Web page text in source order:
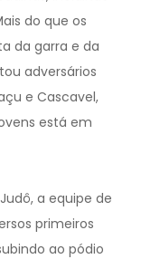
do que os
da garra e da
adversários
e Cascavel,
está em
a equipe de
primeiros
ao pódio